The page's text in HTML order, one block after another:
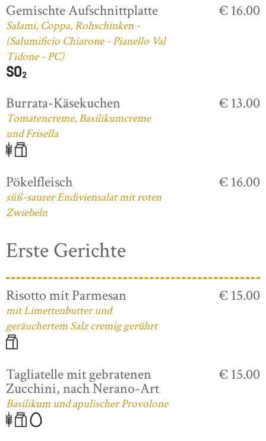
Gemischte Aufschnittplatte
Salami, Coppa, Rohschinken -
(Salumificio Chiarone - Pianello Val
Tidone - PC)
€ 16.00
Burrata-Käsekuchen
Tomatencreme, Basilikumcreme
und Frisella
€ 13.00
Pökelfleisch
süß-saurer Endiviensalat mit roten
Zwiebeln
€ 16.00
Erste Gerichte
Risotto mit Parmesan
mit Limettenbutter und
geräuchertem Salz cremig gerührt
€ 15.00
Tagliatelle mit gebratenen
Zucchini, nach Nerano-Art
Basilikum und apulischer Provolone
€ 15.00